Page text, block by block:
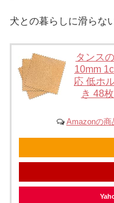
犬との暮らしに滑らな
タンス
10mm
応 低ホ
き 48
Amazonの商